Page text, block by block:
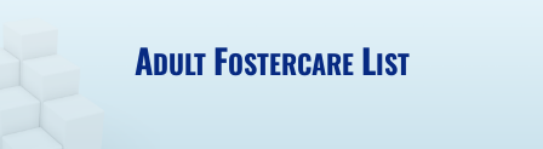
ADULT FOSTERCARE LIST